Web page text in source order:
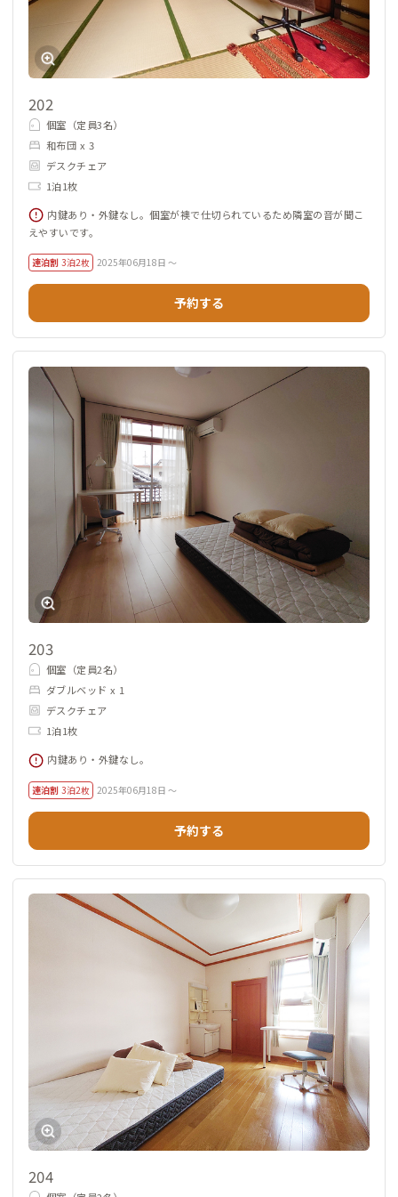
202
個室（定員3名）
和布団 x 3
デスクチェア
1泊1枚
内鍵あり・外鍵なし。個室が襖で仕切られているため隣室の音が聞こ
えやすいです。
連泊割 3泊2枚 2025年06月18日 ～
予約する
203
個室（定員2名）
ダブルベッド x 1
デスクチェア
1泊1枚
内鍵あり・外鍵なし。
連泊割 3泊2枚 2025年06月18日 ～
予約する
204